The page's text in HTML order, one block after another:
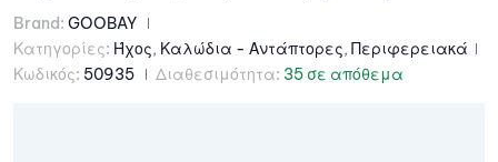
Brand: GOOBAY
Κατηγορίες: Ήχος, Καλώδια - Αντάπτορες, Περιφερειακά
Κωδικός: 50935 Διαθεσιμότητα: 35 σε απόθεμα